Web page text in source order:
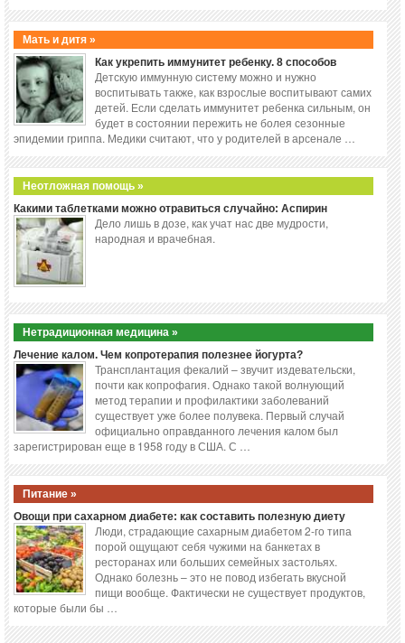
Мать и дитя »
Как укрепить иммунитет ребенку. 8 способов
Детскую иммунную систему можно и нужно
воспитывать также, как взрослые воспитывают самих
детей. Если сделать иммунитет ребенка сильным, он
будет в состоянии пережить не болея сезонные
эпидемии гриппа. Медики считают, что у родителей в арсенале …
Неотложная помощь »
Какими таблетками можно отравиться случайно: Аспирин
Дело лишь в дозе, как учат нас две мудрости,
народная и врачебная.
Нетрадиционная медицина »
Лечение калом. Чем копротерапия полезнее йогурта?
Трансплантация фекалий – звучит издевательски,
почти как копрофагия. Однако такой волнующий
метод терапии и профилактики заболеваний
существует уже более полувека. Первый случай
официально оправданного лечения калом был
зарегистрирован еще в 1958 году в США. С …
Питание »
Овощи при сахарном диабете: как составить полезную диету
Люди, страдающие сахарным диабетом 2-го типа
порой ощущают себя чужими на банкетах в
ресторанах или больших семейных застольях.
Однако болезнь – это не повод избегать вкусной
пищи вообще. Фактически не существует продуктов,
которые были бы …